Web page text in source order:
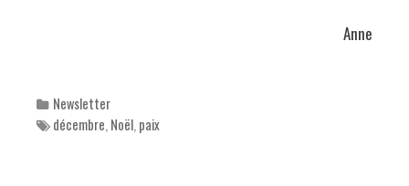
Anne
Categories
Newsletter
Tags
décembre, Noël, paix